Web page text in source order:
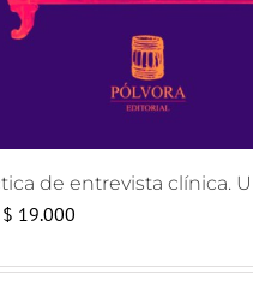
El
original
$ 19.000
actual